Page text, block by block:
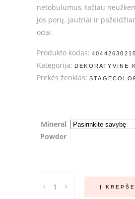
netobulumus, tačiau
jos porų. Jautriai ir
odai.
Produkto kodas:
Kategorija: DEKORATYVINĖ
Prekės ženklas:
Mineral
Powder
STAGECOLOR
Mineralinė
Į